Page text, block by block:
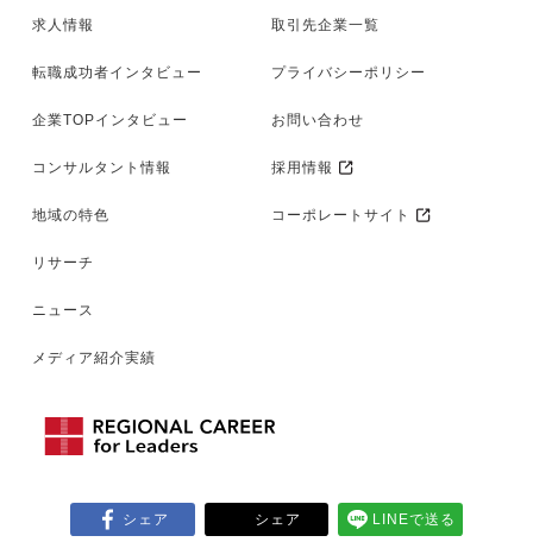
求人情報
転職成功者インタビュー
企業TOPインタビュー
コンサルタント情報
地域の特色
リサーチ
ニュース
メディア紹介実績
取引先企業一覧
プライバシーポリシー
お問い合わせ
採用情報
コーポレートサイト
シェア シェア LINEで送る